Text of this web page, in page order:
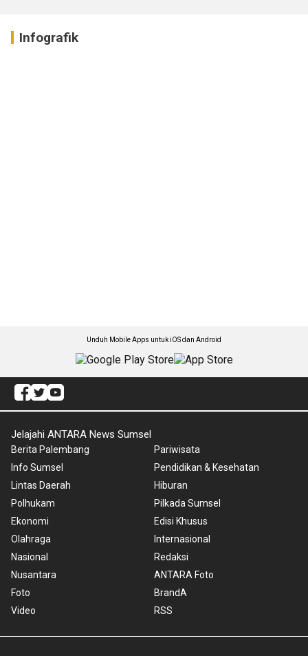
Infografik
Unduh Mobile Apps untuk iOS dan Android
Jelajahi ANTARA News Sumsel
Berita Palembang
Info Sumsel
Lintas Daerah
Polhukam
Ekonomi
Olahraga
Nasional
Nusantara
Foto
Video
Pariwisata
Pendidikan & Kesehatan
Hiburan
Pilkada Sumsel
Edisi Khusus
Internasional
Redaksi
ANTARA Foto
BrandA
RSS